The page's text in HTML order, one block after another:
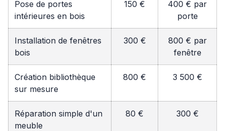
Pose de portes
intérieures en bois
150 €
400 € par
porte
Installation de fenêtres
bois
300 €
800 € par
fenêtre
Création bibliothèque
sur mesure
800 € 3 500 €
Réparation simple d'un
meuble
80 € 300 €